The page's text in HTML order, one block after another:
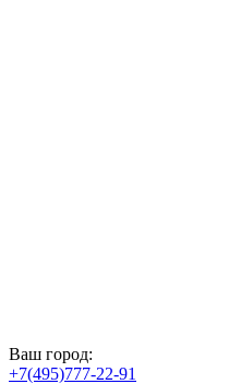
Ваш город:
+7(495)777-22-91